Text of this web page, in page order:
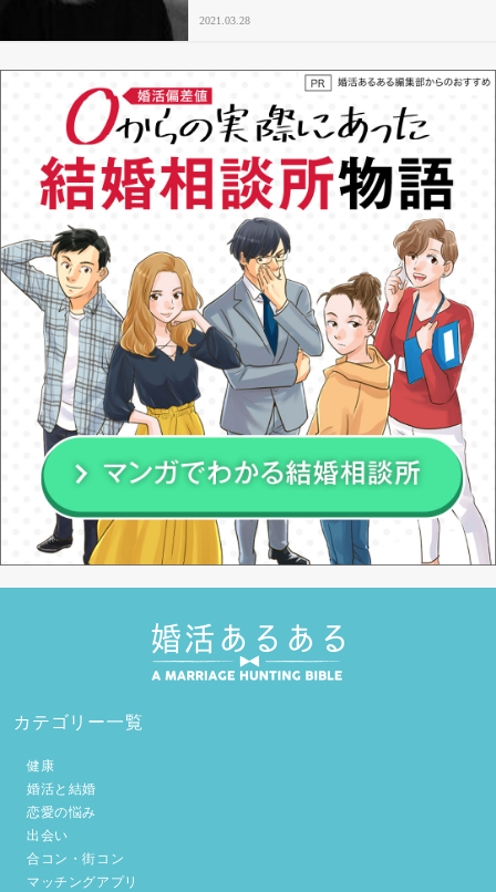
2021.03.28
カテゴリー一覧
健康
婚活と結婚
恋愛の悩み
出会い
合コン・街コン
マッチングアプリ